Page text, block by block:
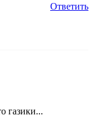
Ответить
газики...